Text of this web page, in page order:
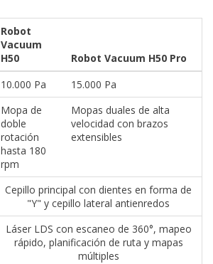
Robot
Vacuum
H50
Robot Vacuum H50 Pro
10.000 Pa
15.000 Pa
Mopa de
doble
rotación
hasta 180
rpm
Mopas duales de alta
velocidad con brazos
extensibles
Cepillo principal con dientes en forma de
"Y" y cepillo lateral antienredos
Láser LDS con escaneo de 360°, mapeo
rápido, planificación de ruta y mapas
múltiples